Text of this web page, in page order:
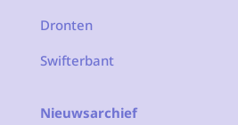
Dronten
Swifterbant
Nieuwsarchief